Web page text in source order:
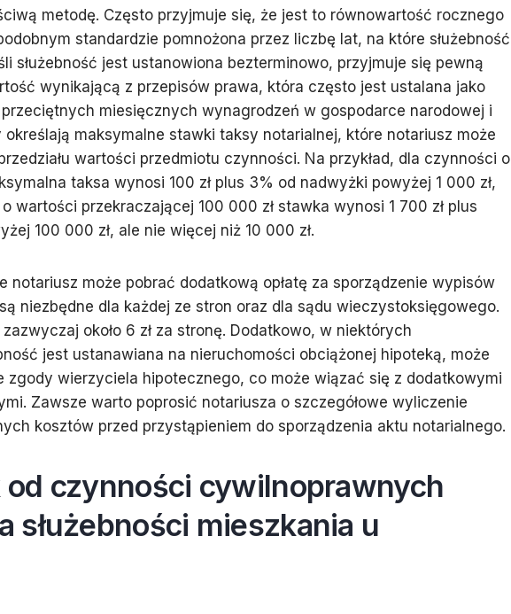
metodę. Często przyjmuje się, że jest to równowartość rocznego
standardzie pomnożona przez liczbę lat, na które służebność
służebność jest ustanowiona bezterminowo, przyjmuje się pewną
wynikającą z przepisów prawa, która często jest ustalana jako
miesięcznych wynagrodzeń w gospodarce narodowej i
określają maksymalne stawki taksy notarialnej, które notariusz może
wartości przedmiotu czynności. Na przykład, dla czynności o
taksa wynosi 100 zł plus 3% od nadwyżki powyżej 1 000 zł,
wartości przekraczającej 100 000 zł stawka wynosi 1 700 zł plus
100 000 zł, ale nie więcej niż 10 000 zł.
notariusz może pobrać dodatkową opłatę za sporządzenie wypisów
niezbędne dla każdej ze stron oraz dla sądu wieczystoksięgowego.
około 6 zł za stronę. Dodatkowo, w niektórych
jest ustanawiana na nieruchomości obciążonej hipoteką, może
zgody wierzyciela hipotecznego, co może wiązać się z dodatkowymi
Zawsze warto poprosić notariusza o szczegółowe wyliczenie
kosztów przed przystąpieniem do sporządzenia aktu notarialnego.
od czynności cywilnoprawnych
służebności mieszkania u